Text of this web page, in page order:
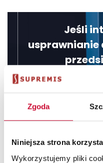
Zgoda
Niniejsza strona
Wykorzystujemy pliki
Jeśli
usprawnianie
skontaktuj się z